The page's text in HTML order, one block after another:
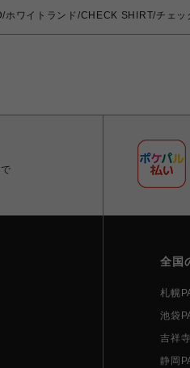
ホワイトランド/CHECK SHIRT/チェッ
全国
札幌
池袋
吉祥
静岡